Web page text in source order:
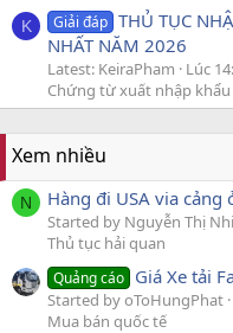
K Giải đáp THỦ TỤC
NHẤT NĂM 2026
Latest: KeiraPham
Lúc
Chứng từ xuất nhập khẩu
Xem nhiều
N Hàng đi USA via cảng
Started by Nguyễn Thị Nhi
Thủ tục hải quan
Quảng cáo Giá Xe tải
Started by oToHungPhat
Mua bán quốc tế